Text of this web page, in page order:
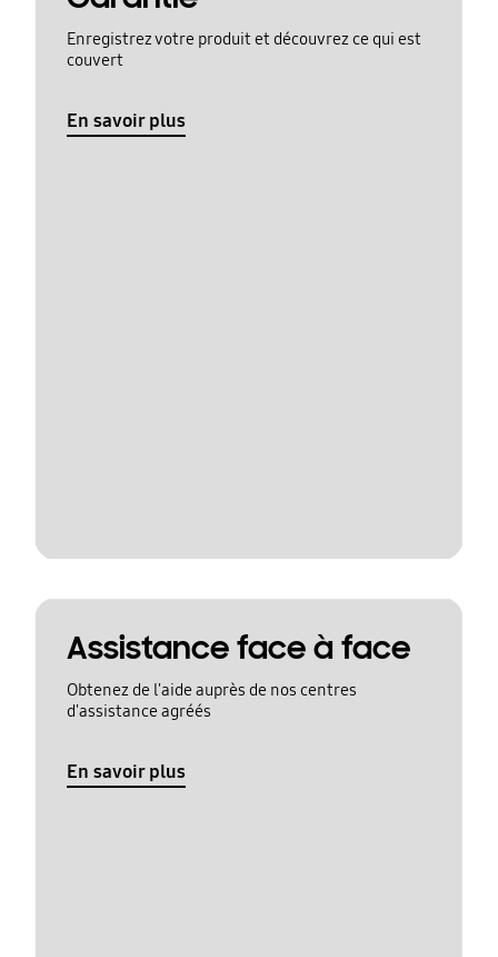
Enregistrez votre produit et découvrez ce qui est
couvert
En savoir plus
Assistance face à face
Obtenez de l'aide auprès de nos centres
d'assistance agréés
En savoir plus